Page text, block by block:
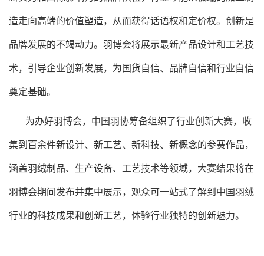
造走向高端的价值塑造，从而获得话语权和定价权。创新是
品牌发展的不竭动力。羽博会将展示最新产品设计和工艺技
术，引导企业创新发展，为国货自信、品牌自信和行业自信
奠定基础。
为办好羽博会，中国羽协筹备组织了行业创新大赛，收
集到百余件新设计、新工艺、新科技、新概念的参赛作品，
涵盖羽绒制品、生产设备、工艺技术等领域，大赛结果将在
羽博会期间发布并集中展示，观众可一站式了解到中国羽绒
行业的科技成果和创新工艺，体验行业独特的创新魅力。